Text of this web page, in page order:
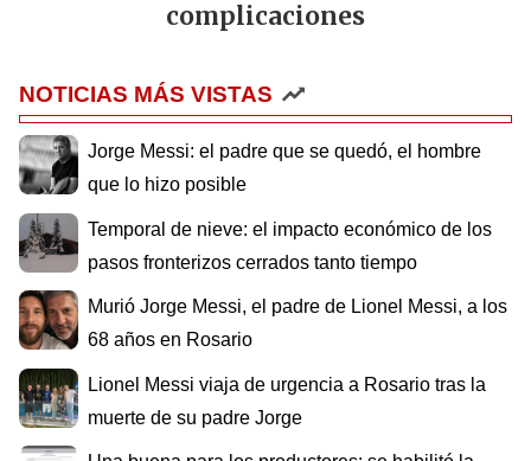
complicaciones
NOTICIAS MÁS VISTAS
Jorge Messi: el padre que se quedó, el hombre
que lo hizo posible
Temporal de nieve: el impacto económico de los
pasos fronterizos cerrados tanto tiempo
Murió Jorge Messi, el padre de Lionel Messi, a los
68 años en Rosario
Lionel Messi viaja de urgencia a Rosario tras la
muerte de su padre Jorge